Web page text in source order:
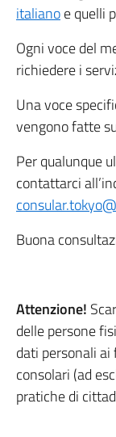
italianoe quelli
Ogni voce del
richiedere i
Una voce
vengono fatte
Per qualunque
contattarci
Buona
Attenzione!
delle persone
dati personali ai
consolari (ad
pratiche di